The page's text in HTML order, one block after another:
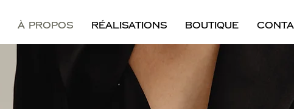
À propos RÉALISATIONS Boutique